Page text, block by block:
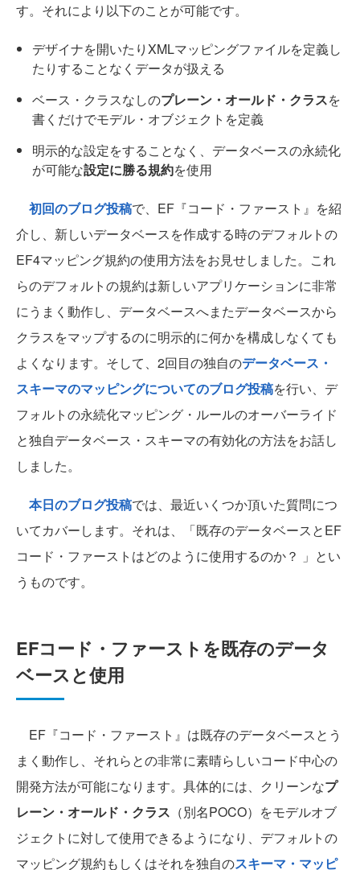
す。それにより以下のことが可能です。
デザイナを開いたりXMLマッピングファイルを定義し
たりすることなくデータが扱える
ベース・クラスなしのプレーン・オールド・クラスを
書くだけでモデル・オブジェクトを定義
明示的な設定をすることなく、データベースの永続化
が可能な設定に勝る規約を使用
初回のブログ投稿で、EF『コード・ファースト』を紹
介し、新しいデータベースを作成する時のデフォルトの
EF4マッピング規約の使用方法をお見せしました。これ
らのデフォルトの規約は新しいアプリケーションに非常
にうまく動作し、データベースへまたデータベースから
クラスをマップするのに明示的に何かを構成しなくても
よくなります。そして、2回目の独自のデータベース・
スキーマのマッピングについてのブログ投稿を行い、デ
フォルトの永続化マッピング・ルールのオーバーライド
と独自データベース・スキーマの有効化の方法をお話し
しました。
本日のブログ投稿では、最近いくつか頂いた質問につ
いてカバーします。それは、「既存のデータベースとEF
コード・ファーストはどのように使用するのか？ 」とい
うものです。
EFコード・ファーストを既存のデータ
ベースと使用
EF『コード・ファースト』は既存のデータベースとう
まく動作し、それらとの非常に素晴らしいコード中心の
開発方法が可能になります。具体的には、クリーンなプ
レーン・オールド・クラス （別名POCO）をモデルオブ
ジェクトに対して使用できるようになり、デフォルトの
マッピング規約もしくはそれを独自のスキーマ・マッピ